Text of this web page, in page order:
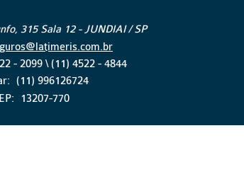
315 Sala 12 - JUNDIAI / SP
- 2099 \ (11) 4522 - 4844
(11) 996126724
13207-770